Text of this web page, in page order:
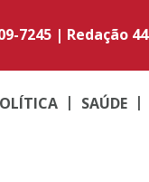
7245 | Redação
SAÚDE